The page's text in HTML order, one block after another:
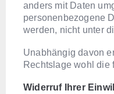
anders mit Daten
personenbezogene
werden, nicht unter
Unabhängig davon
Rechtslage wohl die
Widerruf Ihrer